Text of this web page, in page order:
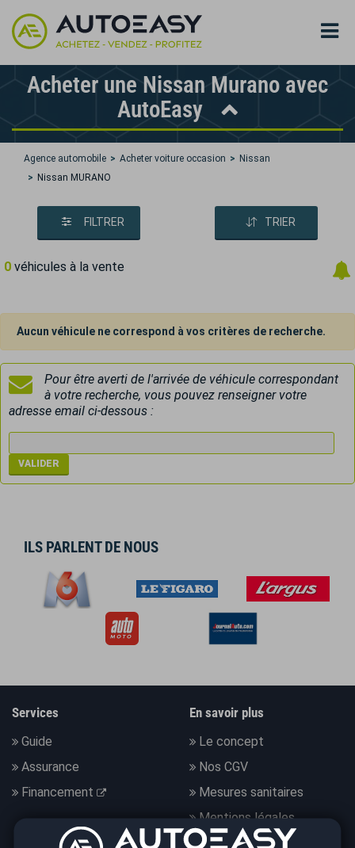
Acheter une Nissan Murano avec
AutoEasy
Agence automobile Acheter voiture occasion
Nissan
Nissan MURANO
FILTRER TRIER
0 véhicules à la vente
Aucun véhicule ne correspond à vos critères de recherche.
Pour être averti de l'arrivée de véhicule correspondant
à votre recherche, vous pouvez renseigner votre
adresse email ci-dessous :
ILS PARLENT DE NOUS
Services
Guide
Assurance
Financement
En savoir plus
Le concept
Nos CGV
Mesures sanitaires
Mentions légales
Données personnelles